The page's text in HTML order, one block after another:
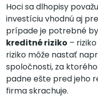
Hoci sa dlhopisy
investíciu vhodnú aj
prípade je potrebné
kreditné riziko –
riziko môže nastať
spoločnosti, za
padne ešte pred jeho
firma skrachuje.